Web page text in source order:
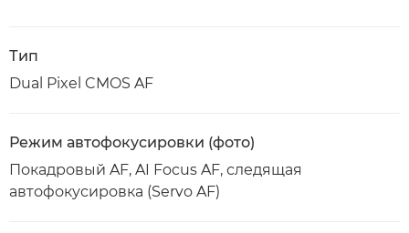
Тип
Dual Pixel CMOS AF
Режим автофокусировки (фото)
Покадровый AF, AI Focus AF, следящая
автофокусировка (Servo AF)